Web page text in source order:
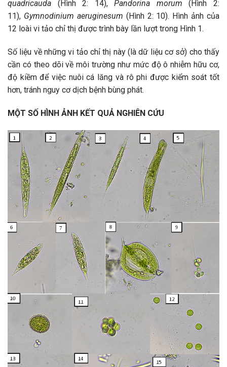
quadricauda (Hình 2: 14),Pandorina morum(Hình 2:
11), Gymnodinium aeruginesum (Hình 2: 10). Hình ảnh của
12 loài vi tảo chỉ thị được trình bày lần lượt trong Hình 1.
Số liệu về những vi tảo chỉ thị này (là dữ liệu cơ sở) cho thấy
cần có theo dõi về môi trường như mức độ ô nhiễm hữu cơ,
độ kiềm để việc nuôi cá lăng và rô phi được kiểm soát tốt
hơn, tránh nguy cơ dịch bệnh bùng phát.
MỘT SỐ HÌNH ẢNH KẾT QUẢ NGHIÊN CỨU